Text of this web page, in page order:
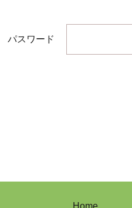
パスワード
Home